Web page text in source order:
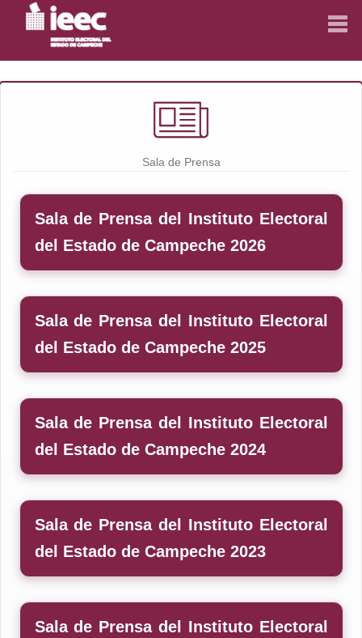
RESULTADOS ELECTORALES
DIRECTORIO
EDUCACIÓN CÍVICA
CANDIDATURA INDEPENDIENTES
RESULTADOS ELECTORALES
DIRECTORIO
EDUCACIÓN CÍVICA
CANDIDATURA INDEPENDIENTES
Sala de Prensa
Sala de Prensa del Instituto Electoral
del Estado de Campeche 2026
Sala de Prensa del Instituto Electoral
del Estado de Campeche 2025
Sala de Prensa del Instituto Electoral
del Estado de Campeche 2024
Sala de Prensa del Instituto Electoral
del Estado de Campeche 2023
Sala de Prensa del Instituto Electoral